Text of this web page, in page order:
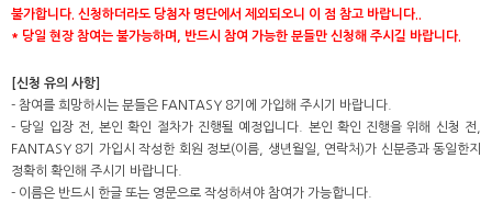
불가합니다. 신청하더라도 당첨자 명단에서 제외되오니 이 점 참고 바랍니다..
* 당일 현장 참여는 불가능하며, 반드시 참여 가능한 분들만 신청해 주시길 바랍니다.
[신청 유의 사항]
- 참여를 희망하시는 분들은 FANTASY 8기에 가입해 주시기 바랍니다.
- 당일 입장 전, 본인 확인 절차가 진행될 예정입니다. 본인 확인 진행을 위해 신청 전,
FANTASY 8기 가입시 작성한 회원 정보(이름, 생년월일, 연락처)가 신분증과 동일한지
정확히 확인해 주시기 바랍니다.
- 이름은 반드시 한글 또는 영문으로 작성하셔야 참여가 가능합니다.